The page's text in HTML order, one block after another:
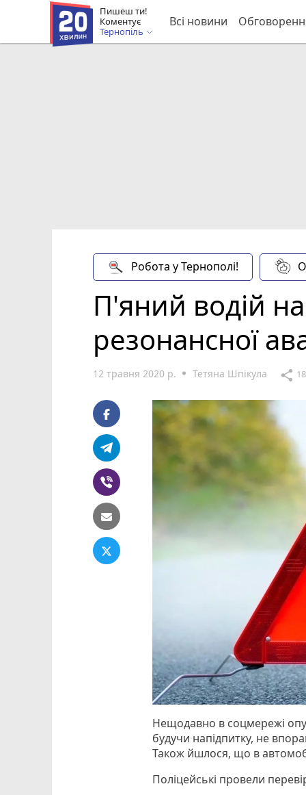
Пишеш ти!
Коментує
Тернопіль
Всі новини
Робота у Тернополі!
П'яний водій
резонансної
12 травня 2020 р. Тетяна Шпікула share 18
Нещодавно в соцмережі
будучи напідпитку, не
Також йшлося, що в
Поліцейські провели